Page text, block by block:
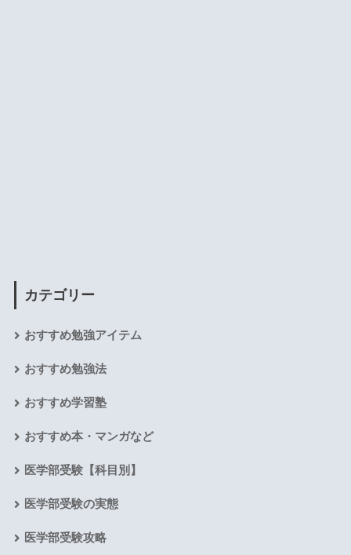
カテゴリー
おすすめ勉強アイテム
おすすめ勉強法
おすすめ学習塾
おすすめ本・マンガなど
医学部受験【科目別】
医学部受験の実態
医学部受験攻略